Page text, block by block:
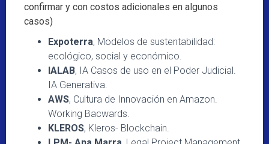
confirmar y con costos adicionales en algunos
casos)
Expoterra, Modelos de sustentabilidad:
ecológico, social y económico.
IALAB, IA Casos de uso en el Poder Judicial.
IA Generativa.
AWS, Cultura de Innovación en Amazon.
Working Bacwards.
KLEROS, Kleros- Blockchain.